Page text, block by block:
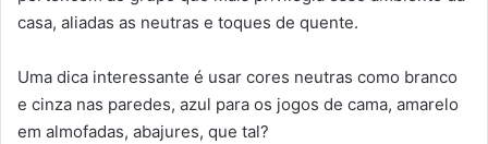
casa, aliadas as neutras e toques de quente.
Uma dica interessante é usar cores neutras como branco
e cinza nas paredes, azul para os jogos de cama, amarelo
em almofadas, abajures, que tal?